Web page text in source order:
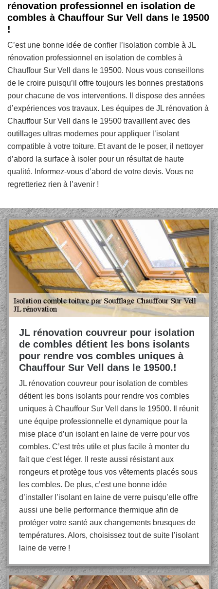
rénovation professionnel en isolation de
combles à Chauffour Sur Vell dans le 19500
!
C’est une bonne idée de confier l’isolation comble à JL
rénovation professionnel en isolation de combles à
Chauffour Sur Vell dans le 19500. Nous vous conseillons
de le croire puisqu’il offre toujours les bonnes prestations
pour chacune de vos interventions. Il dispose des années
d’expériences vos travaux. Les équipes de JL rénovation à
Chauffour Sur Vell dans le 19500 travaillent avec des
outillages ultras modernes pour appliquer l’isolant
compatible à votre toiture. Et avant de le poser, il nettoyer
d’abord la surface à isoler pour un résultat de haute
qualité. Informez-vous d’abord de votre devis. Vous ne
regretteriez rien à l’avenir !
JL rénovation couvreur pour isolation
de combles détient les bons isolants
pour rendre vos combles uniques à
Chauffour Sur Vell dans le 19500.!
JL rénovation couvreur pour isolation de combles
détient les bons isolants pour rendre vos combles
uniques à Chauffour Sur Vell dans le 19500. Il réunit
une équipe professionnelle et dynamique pour la
mise place d’un isolant en laine de verre pour vos
combles. C’est très utile et plus facile à monter du
fait que c'est léger. Il reste aussi résistant aux
rongeurs et protège tous vos vêtements placés sous
les combles. De plus, c’est une bonne idée
d’installer l’isolant en laine de verre puisqu’elle offre
aussi une belle performance thermique afin de
protéger votre santé aux changements brusques de
températures. Alors, choisissez tout de suite l’isolant
laine de verre !